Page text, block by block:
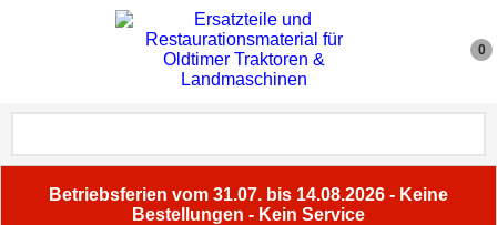
0
Betriebsferien vom 31.07. bis 14.08.2026 - Keine
Bestellungen - Kein Service